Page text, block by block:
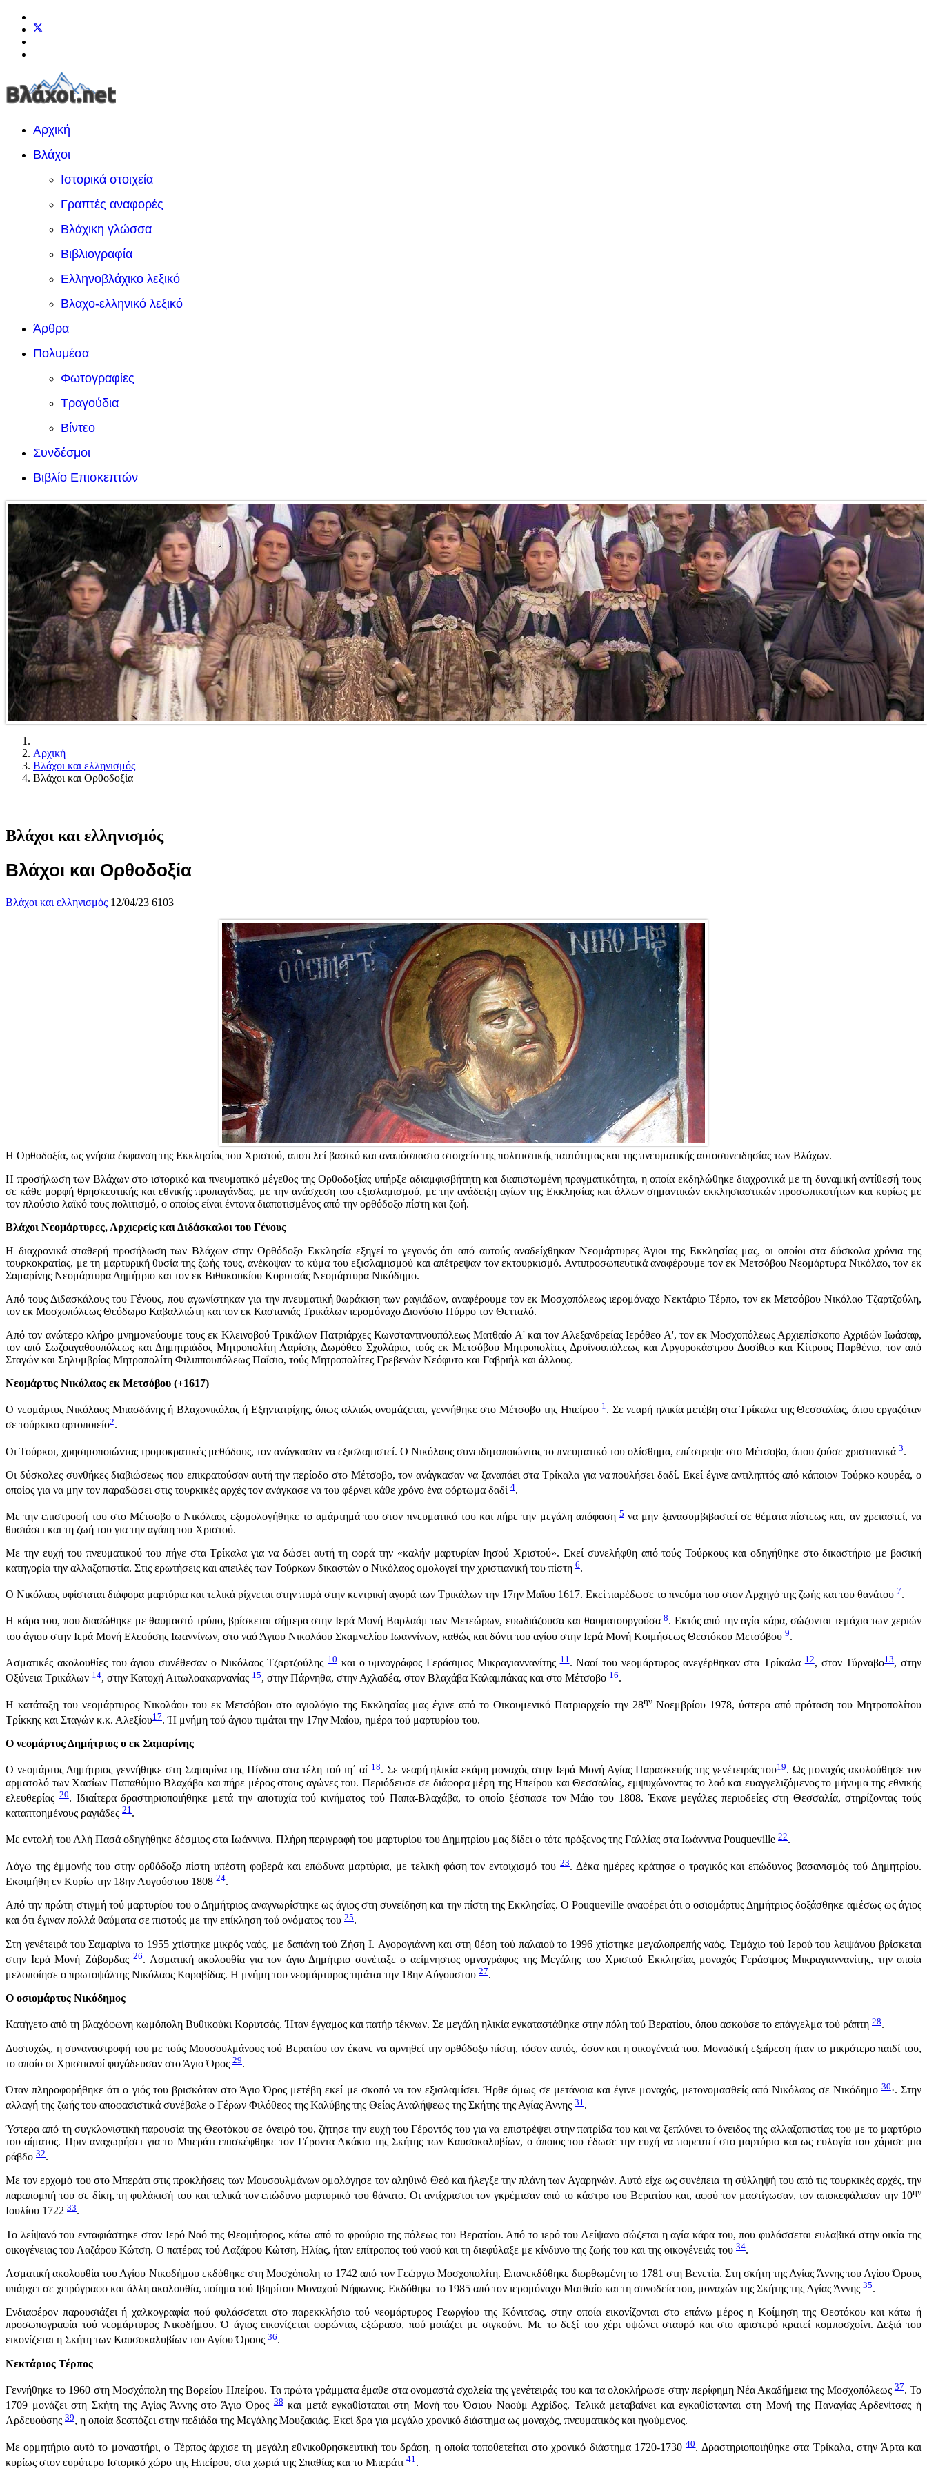
Αρχική
Βλάχοι
Ιστορικά στοιχεία
Γραπτές αναφορές
Βλάχικη γλώσσα
Βιβλιογραφία
Ελληνοβλάχικο λεξικό
Βλαχο-ελληνικό λεξικό
Άρθρα
Πολυμέσα
Φωτογραφίες
Τραγούδια
Βίντεο
Συνδέσμοι
Βιβλίο Επισκεπτών
Αρχική
Βλάχοι και ελληνισμός
Βλάχοι και Ορθοδοξία
Βλάχοι και ελληνισμός
Βλάχοι και Ορθοδοξία
Βλάχοι και ελληνισμός 12/04/23 6103
Η Ορθοδοξία, ως γνήσια έκφανση της Εκκλησίας του Χριστού, αποτελεί βασικό και αναπόσπαστο στοιχείο της πολιτιστικής ταυτότητας και της πνευματικής αυτοσυνειδησίας των Βλάχων.
Η προσήλωση των Βλάχων στο ιστορικό και πνευματικό μέγεθος της Ορθοδοξίας υπήρξε αδιαμφισβήτητη και διαπιστωμένη πραγματικότητα, η οποία εκδηλώθηκε διαχρονικά με τη δυναμική αντίθεσή τους
σε κάθε μορφή θρησκευτικής και εθνικής προπαγάνδας, με την ανάσχεση του εξισλαμισμού, με την ανάδειξη αγίων της Εκκλησίας και άλλων σημαντικών εκκλησιαστικών προσωπικοτήτων και κυρίως με
τον πλούσιο λαϊκό τους πολιτισμό, ο οποίος είναι έντονα διαποτισμένος από την ορθόδοξο πίστη και ζωή.
Βλάχοι Νεομάρτυρες, Αρχιερείς και Διδάσκαλοι του Γένους
Η διαχρονικά σταθερή προσήλωση των Βλάχων στην Ορθόδοξο Εκκλησία εξηγεί το γεγονός ότι από αυτούς αναδείχθηκαν Νεομάρτυρες Άγιοι της Εκκλησίας μας, οι οποίοι στα δύσκολα χρόνια της
τουρκοκρατίας, με τη μαρτυρική θυσία της ζωής τους, ανέκοψαν το κύμα του εξισλαμισμού και απέτρεψαν τον εκτουρκισμό. Αντιπροσωπευτικά αναφέρουμε τον εκ Μετσόβου Νεομάρτυρα Νικόλαο, τον εκ
Σαμαρίνης Νεομάρτυρα Δημήτριο και τον εκ Βιθυκουκίου Κορυτσάς Νεομάρτυρα Νικόδημο.
Από τους Διδασκάλους του Γένους, που αγωνίστηκαν για την πνευματική θωράκιση των ραγιάδων, αναφέρουμε τον εκ Μοσχοπόλεως ιερομόναχο Νεκτάριο Τέρπο, τον εκ Μετσόβου Νικόλαο Τζαρτζούλη,
τον εκ Μοσχοπόλεως Θεόδωρο Καβαλλιώτη και τον εκ Καστανιάς Τρικάλων ιερομόναχο Διονύσιο Πύρρο τον Θετταλό.
Από τον ανώτερο κλήρο μνημονεύουμε τους εκ Κλεινοβού Τρικάλων Πατριάρχες Κωνσταντινουπόλεως Ματθαίο Α' και τον Αλεξανδρείας Ιερόθεο Α', τον εκ Μοσχοπόλεως Αρχιεπίσκοπο Αχριδών Ιωάσαφ,
τον από Σωζοαγαθουπόλεως και Δημητριάδος Μητροπολίτη Λαρίσης Δωρόθεο Σχολάριο, τούς εκ Μετσόβου Μητρο­πολίτες Δρυϊνουπόλεως και Αργυροκάστρου Δοσίθεο και Κίτρους Παρθένιο, τον από
Σταγών και Σηλυμβρίας Μητροπολίτη Φιλιππουπόλεως Παΐσιο, τούς Μητροπολίτες Γρεβενών Νεόφυτο και Γαβριήλ και άλλους.
Νεομάρτυς Νικόλαος εκ Μετσόβου (+1617)
Ο νεομάρτυς Νικόλαος Μπασδάνης ή Βλαχονικόλας ή Εξηντατρίχης, όπως αλλιώς ονομάζεται, γεννήθηκε στο Μέτσοβο της Ηπείρου 1. Σε νεαρή ηλικία μετέβη στα Τρίκαλα της Θεσσαλίας, όπου εργαζόταν
σε τούρκικο αρτοποιείο2.
Οι Τούρκοι, χρησιμοποιώντας τρομοκρατικές μεθόδους, τον ανάγκασαν να εξισλαμιστεί. Ο Νικόλαος συ­νειδητοποιώντας το πνευματικό του ολίσθημα, επέστρεψε στο Μέτσοβο, όπου ζούσε χριστιανικά 3.
Οι δύσκολες συνθήκες διαβιώσεως που επικρατούσαν αυτή την περίοδο στο Μέτσοβο, τον ανάγκασαν να ξαναπάει στα Τρίκαλα για να πουλήσει δαδί. Εκεί έγινε αντιληπτός από κάποιον Τούρκο κουρέα, ο
οποίος για να μην τον παραδώσει στις τουρκικές αρχές τον ανάγκασε να του φέρνει κάθε χρόνο ένα φόρτωμα δαδί 4.
Με την επιστροφή του στο Μέτσοβο ο Νικόλαος εξομολογήθηκε το αμάρτημά του στον πνευματικό του και πήρε την μεγάλη απόφαση 5 να μην ξανασυμβιβαστεί σε θέματα πίστεως και, αν χρειαστεί, να
θυσιάσει και τη ζωή του για την αγάπη του Χριστού.
Με την ευχή του πνευματικού του πήγε στα Τρίκαλα για να δώσει αυτή τη φορά την «καλήν μαρτυρίαν Ιησού Χριστού». Εκεί συνελήφθη από τούς Τούρκους και οδηγήθηκε στο δικαστήριο με βασική
κατηγορία την αλλαξοπιστία. Στις ερωτήσεις και απειλές των Τούρκων δικαστών ο Νικόλαος ομολογεί την χριστιανική του πίστη 6.
Ο Νικόλαος υφίσταται διάφορα μαρτύρια και τελικά ρίχνεται στην πυρά στην κεντρική αγορά των Τρικάλων την 17ην Μαΐου 1617. Εκεί παρέδωσε το πνεύμα του στον Αρχηγό της ζωής και του θανάτου 7.
Η κάρα του, που διασώθηκε με θαυμαστό τρόπο, βρίσκεται σήμερα στην Ιερά Μονή Βαρλαάμ των Μετεώρων, ευωδιάζουσα και θαυματουργούσα8. Εκτός από την αγία κάρα, σώζονται τεμάχια των χεριών
του άγιου στην Ιερά Μονή Ελεούσης Ιωαννίνων, στο ναό Άγιου Νικολάου Σκαμνελίου Ιωαννίνων, καθώς και δόντι του αγίου στην Ιερά Μονή Κοιμήσεως Θεοτόκου Μετσόβου 9.
Ασματικές ακολουθίες του άγιου συνέθεσαν ο Νικόλαος Τζαρτζούλης 10 και ο υμνογράφος Γεράσιμος Μικραγιαννανίτης11. Ναοί του νεομάρτυρος ανεγέρθηκαν στα Τρίκαλα12, στον Τύρναβο13, στην
Οξύνεια Τρικάλων 14, στην Κατοχή Αιτωλοακαρνανίας 15, στην Πάρνηθα, στην Αχλαδέα, στον Βλαχάβα Καλαμπάκας και στο Μέτσοβο 16.
Η κατάταξη του νεομάρτυρος Νικολάου του εκ Μετσόβου στο αγιολόγιο της Εκκλησίας μας έγινε από το Οικουμενικό Πατριαρχείο την 28ηνΝοεμβρίου 1978, ύστερα από πρόταση του Μητροπολίτου
Τρίκκης και Σταγών κ.κ. Αλεξίου17. Ή μνήμη τού άγιου τιμάται την 17ην Μαΐου, ημέρα τού μαρτυρίου του.
Ο νεομάρτυς Δημήτριος ο εκ Σαμαρίνης
Ο νεομάρτυς Δημήτριος γεννήθηκε στη Σαμαρίνα της Πίνδου στα τέλη τού ιη΄ αί18. Σε νεαρή ηλικία εκάρη μοναχός στην Ιερά Μονή Αγίας Παρασκευής της γενέτειράς του19. Ως μοναχός ακολούθησε τον
αρματολό των Χασίων Παπαθύμιο Βλαχάβα και πήρε μέρος στους αγώνες του. Περιόδευσε σε διάφορα μέρη της Ηπείρου και Θεσσαλίας, εμψυχώνοντας το λαό και ευαγγελιζόμενος το μήνυμα της εθνικής
ελευθερίας20. Ιδιαίτερα δραστηριοποιήθηκε μετά την αποτυχία τού κινήματος τού Παπα-Βλαχάβα, το οποίο ξέσπασε τον Μάϊο του 1808. Έκανε μεγάλες περιοδείες στη Θεσσαλία, στηρίζοντας τούς
καταπτοημένους ραγιάδες 21 .
Με εντολή του Αλή Πασά οδηγήθηκε δέσμιος στα Ιωάννινα. Πλήρη περιγραφή του μαρτυρίου του Δημητρίου μας δίδει ο τότε πρόξενος της Γαλλίας στα Ιωάννινα Pouqueville 22.
Λόγω της έμμονής του στην ορθόδοξο πίστη υπέστη φοβερά και επώδυνα μαρτύρια, με τελική φάση τον εντοιχισμό του23. Δέκα ημέρες κράτησε ο τραγικός και επώδυνος βασανισμός τού Δημητρίου.
Εκοιμήθη εν Κυρίω την 18ην Αυγούστου 1808 24.
Από την πρώτη στιγμή τού μαρτυρίου του ο Δημήτριος αναγνωρίστηκε ως άγιος στη συνείδηση και την πίστη της Εκκλησίας. Ο Pouqueville αναφέρει ότι ο οσιομάρτυς Δημήτριος δοξάσθηκε αμέσως ως άγιος
και ότι έγιναν πολλά θαύματα σε πιστούς με την επίκληση τού ονόματος του 25.
Στη γενέτειρά του Σαμαρίνα το 1955 χτίστηκε μικρός ναός, με δαπάνη τού Ζήση I. Αγορογιάννη και στη θέση τού παλαιού το 1996 χτίστηκε μεγαλοπρεπής ναός. Τεμάχιο τού Ιερού του λειψάνου βρίσκεται
στην Ιερά Μονή Ζάβορδας 26. Ασματική ακολουθία για τον άγιο Δημήτριο συνέταξε ο αείμνηστος υμνογράφος της Μεγάλης του Χριστού Εκκλησίας μοναχός Γεράσιμος Μικραγιαννανίτης, την οποία
μελοποίησε ο πρωτοψάλτης Νικόλαος Καραβίδας. Η μνήμη του νεομάρτυρος τιμάται την 18ην Αύγουστου 27.
Ο οσιομάρτυς Νικόδημος
Κατήγετο από τη βλαχόφωνη κωμόπολη Βυθικούκι Κορυτσάς. Ήταν έγγαμος και πατήρ τέκνων. Σε μεγά­λη ηλικία εγκαταστάθηκε στην πόλη τού Βερατίου, όπου ασκούσε το επάγγελμα τού ράπτη 28.
Δυστυχώς, η συναναστροφή του με τούς Μουσουλμάνους τού Βερατίου τον έκανε να αρνηθεί την ορθό­δοξο πίστη, τόσον αυτός, όσον και η οικογένειά του. Μοναδική εξαίρεση ήταν το μικρότερο παιδί του,
το οποίο οι Χριστιανοί φυγάδευσαν στο Άγιο Όρος 29.
Όταν πληροφορήθηκε ότι ο γιός του βρισκόταν στο Άγιο Όρος μετέβη εκεί με σκοπό να τον εξισλαμίσει. Ήρθε όμως σε μετάνοια και έγινε μοναχός, μετονομασθείς από Νικόλαος σε Νικόδημο30·. Στην
αλλαγή της ζωής του αποφασιστικά συνέβαλε ο Γέρων Φιλόθεος της Καλύβης της Θείας Αναλήψεως της Σκήτης της Αγίας Άννης 31 .
Ύστερα από τη συγκλονιστική παρουσία της Θεοτόκου σε όνειρό του, ζήτησε την ευχή του Γέροντός του για να επιστρέψει στην πατρίδα του και να ξεπλύνει το όνειδος της αλλαξοπιστίας του με το μαρτύριο
του αίματος. Πριν αναχωρήσει για το Μπεράτι επισκέφθηκε τον Γέροντα Ακάκιο της Σκήτης των Καυσοκαλυβίων, ο όποιος του έδωσε την ευχή να πορευτεί στο μαρτύριο και ως ευλογία του χάρισε μια
ράβδο 32.
Με τον ερχομό του στο Μπεράτι στις προκλήσεις των Μουσουλμάνων ομολόγησε τον αληθινό Θεό και ήλεγξε την πλάνη των Αγαρηνών. Αυτό είχε ως συνέπεια τη σύλληψή του από τις τουρκικές αρχές, την
παραπομπή του σε δίκη, τη φυλάκισή του και τελικά τον επώδυνο μαρτυρικό του θάνατο. Οι αντίχριστοι τον γκρέμισαν από το κάστρο του Βερατίου και, αφού τον μαστίγωσαν, τον αποκεφάλισαν την 10ην
Ιουλίου 1722 33.
Το λείψανό του ενταφιάστηκε στον Ιερό Ναό της Θεομήτορος, κάτω από το φρούριο της πόλεως του Βερατίου. Από το ιερό του Λείψανο σώζεται η αγία κάρα του, που φυλάσσεται ευλαβικά στην οικία της
οικογέ­νειας του Λαζάρου Κώτση. Ο πατέρας τού Λαζάρου Κώτση, Ηλίας, ήταν επίτροπος τού ναού και τη διεφύλαξε με κίνδυνο της ζωής του και της οικογένειάς του 34.
Ασματική ακολουθία του Αγίου Νικοδήμου εκδόθηκε στη Μοσχόπολη το 1742 από τον Γεώργιο Μοσχοπολίτη. Επανεκδόθηκε διορθωμένη το 1781 στη Βενετία. Στη σκήτη της Αγίας Άννης του Αγίου Όρους
υπάρχει σε χειρόγραφο και άλλη ακολουθία, ποίημα τού Ιβηρίτου Μοναχού Νήφωνος. Εκδόθηκε το 1985 από τον ιερομόναχο Ματθαίο και τη συνοδεία του, μοναχών της Σκήτης της Αγίας Άννης 35.
Ενδιαφέρον παρουσιάζει ή χαλκογραφία πού φυλάσσεται στο παρεκκλήσιο τού νεομάρτυρος Γεωργίου της Κόνιτσας, στην οποία εικονίζονται στο επάνω μέρος η Κοίμηση της Θεοτόκου και κάτω ή
προσωπογραφία τού νεομάρτυρος Νικοδήμου. Ό άγιος εικονίζεται φορώντας εξώρασο, πού μοιάζει με σιγκούνι. Με το δεξί του χέρι υψώνει σταυρό και στο αριστερό κρατεί κομποσχοίνι. Δεξιά του
εικονίζεται η Σκήτη των Καυσοκαλυβίων του Αγίου Όρους 36.
Νεκτάριος Τέρπος
Γεννήθηκε το 1960 στη Μοσχόπολη της Βορείου Ηπείρου. Τα πρώτα γράμματα έμαθε στα ονομαστά σχολεία της γενέτειράς του και τα ολοκλήρωσε στην περίφημη Νέα Ακαδήμεια της Μοσχοπόλεως37. Το
1709 μονάζει στη Σκήτη της Αγίας Άννης στο Άγιο Όρος38και μετά εγκαθίσταται στη Μονή του Όσιου Ναούμ Αχρίδος. Τελικά μεταβαίνει και εγκαθίστανται στη Μονή της Παναγίας Αρδενίτσας ή
Αρδευούσης 39, η οποία δεσπόζει στην πεδιάδα της Μεγάλης Μουζακιάς. Εκεί δρα για μεγάλο χρονικό διάστημα ως μοναχός, πνευματικός και ηγούμενος.
Με ορμητήριο αυτό το μοναστήρι, ο Τέρπος άρχισε τη μεγάλη εθνικοθρησκευτική του δράση, η οποία τοποθετείται στο χρονικό διάστημα 1720-173040. Δραστηριοποιήθηκε στα Τρίκαλα, στην Άρτα και
κυρίως στον ευρύτερο Ιστορικό χώρο της Ηπείρου, στα χωριά της Σπαθίας και το Μπεράτι 41 .